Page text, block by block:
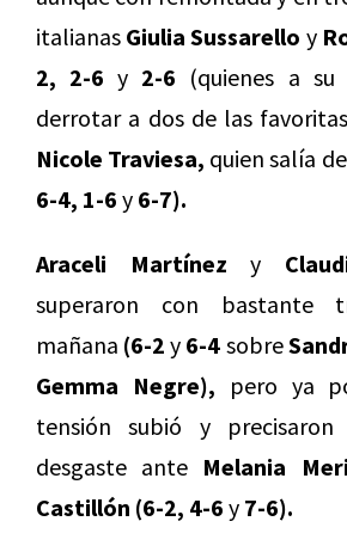
italianas Giulia Sussarello y
2, 2-6 y 2-6 (quienes a
derrotar a dos de las
Nicole Traviesa, quien salía
6-4, 1-6 y 6-7).
Araceli Martínez y
superaron con bastante
mañana (6-2 y 6-4 sobre
Gemma Negre), pero ya
tensión subió y
desgaste ante Melania
Castillón (6-2, 4-6 y 7-6).